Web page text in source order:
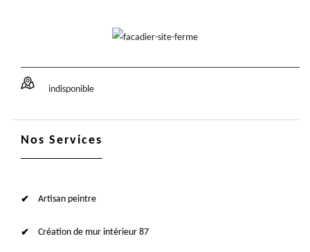
indisponible
Nos Services
Artisan peintre
Création de mur intérieur 87